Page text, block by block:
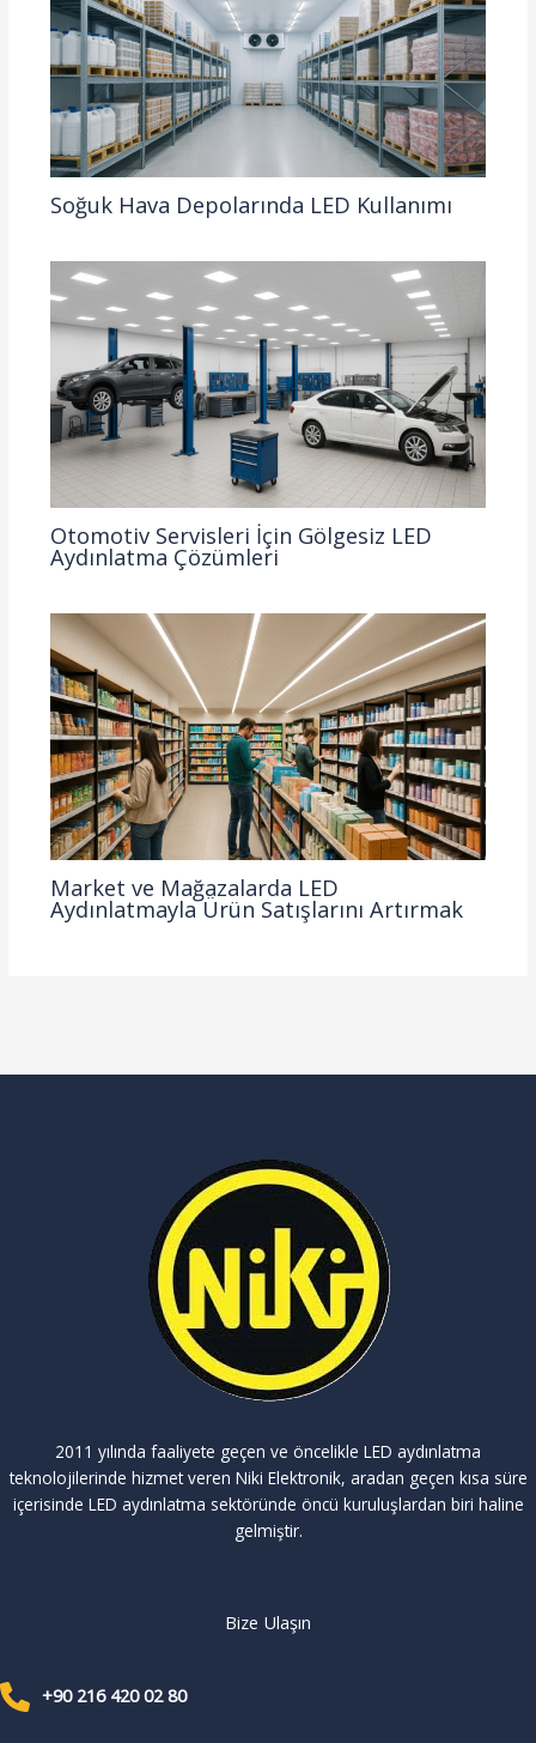
Soğuk Hava Depolarında LED Kullanımı
Otomotiv Servisleri İçin Gölgesiz LED
Aydınlatma Çözümleri
Market ve Mağazalarda LED
Aydınlatmayla Ürün Satışlarını Artırmak
2011 yılında faaliyete geçen ve öncelikle LED aydınlatma
teknolojilerinde hizmet veren Niki Elektronik, aradan geçen kısa süre
içerisinde LED aydınlatma sektöründe öncü kuruluşlardan biri haline
gelmiştir.
Bize Ulaşın
+90 216 420 02 80